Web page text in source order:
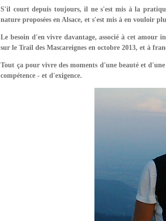
S'il court depuis toujours, il ne s'est mis à la
nature proposées en Alsace, et s'est mis à en vouloir
Le besoin d'en vivre davantage, associé à cet amour
sur le Trail des Mascareignes en octobre 2013, et à
Tout ça pour vivre des moments d'une beauté et
compétence - et d'exigence.